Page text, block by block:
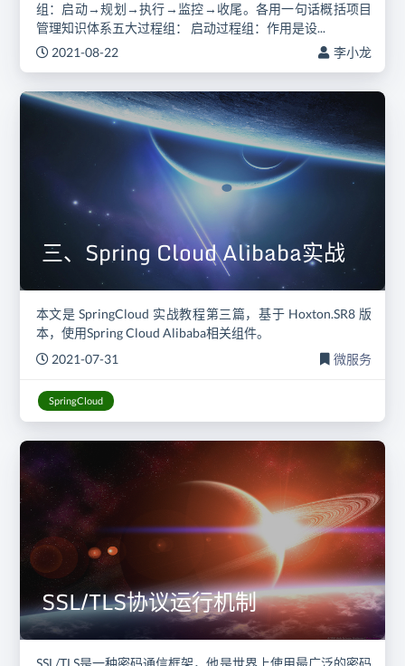
组：启动→规划→执行→监控→收尾。各用一句话概括项目
管理知识体系五大过程组： 启动过程组：作用是设...
2021-08-22
李小龙
三、Spring Cloud Alibaba实战
本文是 SpringCloud 实战教程第三篇，基于 Hoxton.SR8 版
本，使用Spring Cloud Alibaba相关组件。
2021-07-31
微服务
SpringCloud
SSL/TLS协议运行机制
SSL/TLS是一种密码通信框架，他是世界上使用最广泛的密码